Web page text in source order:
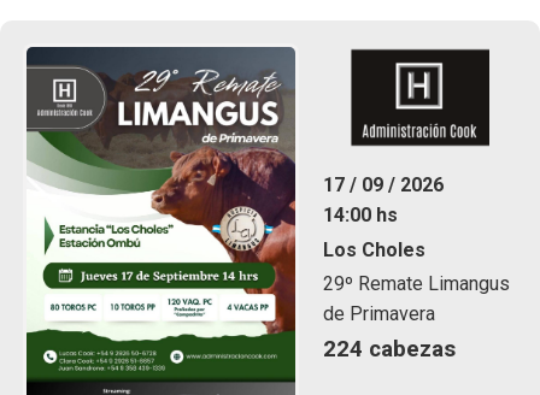
17 / 09 / 2026
14:00 hs
Los Choles
29º Remate Limangus
de Primavera
224 cabezas